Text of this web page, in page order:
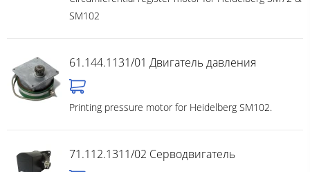
SM102
61.144.1131/01 Двигатель давления
Printing pressure motor for Heidelberg SM102.
71.112.1311/02 Серводвигатель